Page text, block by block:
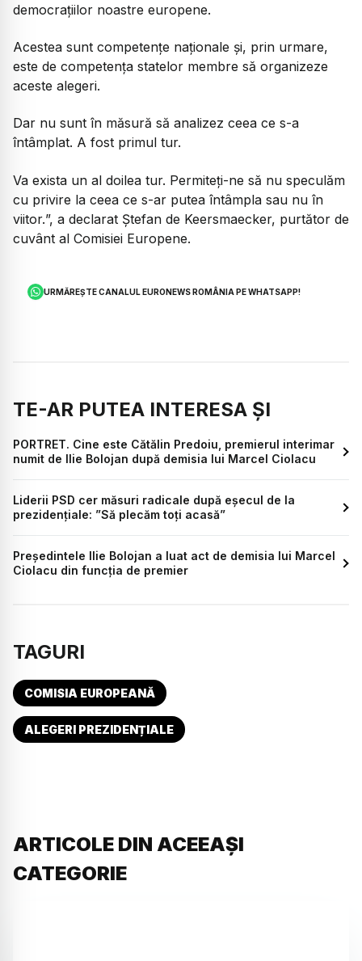
democrațiilor noastre europene.
Acestea sunt competențe naționale și, prin urmare,
este de competența statelor membre să organizeze
aceste alegeri.
Dar nu sunt în măsură să analizez ceea ce s-a
întâmplat. A fost primul tur.
Va exista un al doilea tur. Permiteți-ne să nu speculăm
cu privire la ceea ce s-ar putea întâmpla sau nu în
viitor.”, a declarat Ștefan de Keersmaecker, purtător de
cuvânt al Comisiei Europene.
URMĂREȘTE CANALUL EURONEWS ROMÂNIA PE WHATSAPP!
TE-AR PUTEA INTERESA ȘI
PORTRET. Cine este Cătălin Predoiu, premierul interimar
numit de Ilie Bolojan după demisia lui Marcel Ciolacu
Liderii PSD cer măsuri radicale după eșecul de la
prezidențiale: ”Să plecăm toți acasă”
Președintele Ilie Bolojan a luat act de demisia lui Marcel
Ciolacu din funcția de premier
TAGURI
COMISIA EUROPEANĂ
ALEGERI PREZIDENȚIALE
ARTICOLE DIN ACEEAȘI
CATEGORIE